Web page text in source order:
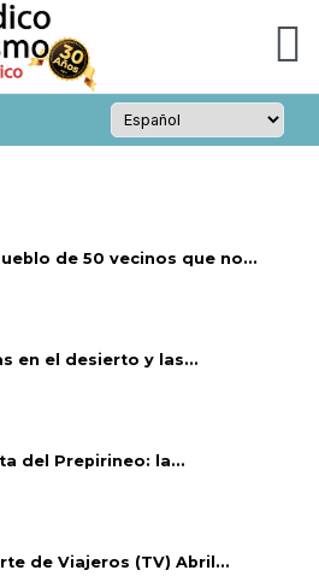
de 50 vecinos que no...
en el desierto y las...
del Prepirineo: la...
de Viajeros (TV) Abril...